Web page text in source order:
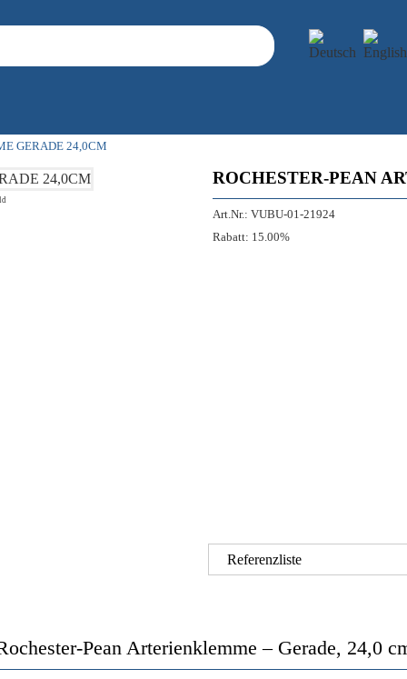
GERADE 24,0CM
ROCHESTER-PEAN
Art.Nr.: VUBU-01-21924
Rabatt: 15.00%
Referenzliste
Pean Arterienklemme – Gerade, 24,0